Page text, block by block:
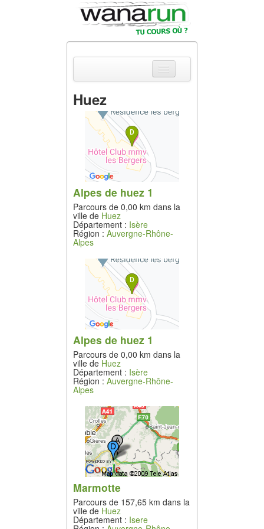
Actualités
Equipements &
Tests
Parcours &
Courses
Outils & Réseaux
Huez
Alpes de huez 1
Parcours de 0,00 km dans la
ville de Huez
Département : Isère
Région : Auvergne-Rhône-
Alpes
Alpes de huez 1
Parcours de 0,00 km dans la
ville de Huez
Département : Isère
Région : Auvergne-Rhône-
Alpes
Marmotte
Parcours de 157,65 km dans la
ville de Huez
Département : Isere